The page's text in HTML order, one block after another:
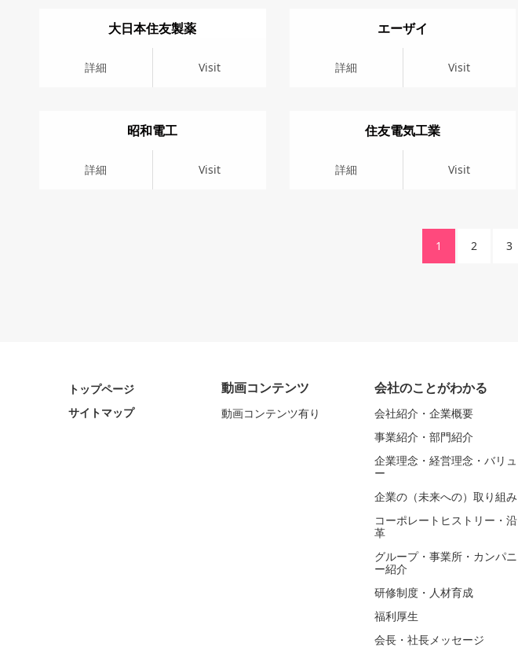
大日本住友製薬
Visit
詳細 Visit
エーザイ
Visit
詳細 Visit
昭和電工
Visit
詳細 Visit
住友電気工業
Visit
詳細 Visit
1 2 3
トップページ
サイトマップ
動画コンテンツ
動画コンテンツ有り
会社のことがわかる
会社紹介・企業概要
事業紹介・部門紹介
企業理念・経営理念・バリュ
ー
企業の（未来への）取り組み
コーポレートヒストリー・沿
革
グループ・事業所・カンパニ
ー紹介
研修制度・人材育成
福利厚生
会長・社長メッセージ